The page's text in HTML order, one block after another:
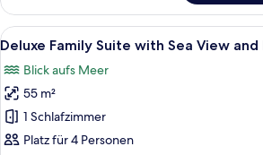
City
View
Room
Balcony
Alle
Fotos
für
Deluxe
Family
Suite
Ein
7
Deluxe Family Suite with Sea View and
Blick aufs Meer
55 m²
1 Schlafzimmer
Platz für 4 Personen